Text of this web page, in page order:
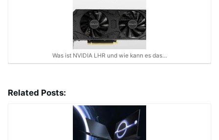
Was ist NVIDIA LHR und wie kann es das…
Related Posts: